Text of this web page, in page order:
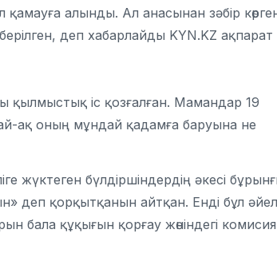
алынды. Ал анасынан зәбір
деп хабарлайды KYN.KZ ақпарат
қылмыстық іс қозғалған. Мамандар 19
ақ оның мұндай қадамға баруына не
жүктеген бүлдіршіндердің әкесі
деп қорқытқанын айтқан. Енді бұл әйел
бала құқығын қорғау жөніндегі комисия